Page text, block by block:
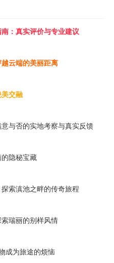
：真实评价与专业建议
云端的美丽距离
交融
与否的实地考察与真实反馈
隐秘宝藏
索滇池之畔的传奇旅程
瑞丽的别样风情
成为旅途的烦恼